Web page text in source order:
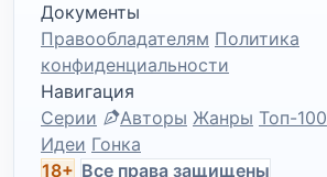
Документы
Правообладателям Политика
конфиденциальности
Навигация
Серии
Авторы Жанры Топ-100
Идеи Гонка
18+ Все права защищены